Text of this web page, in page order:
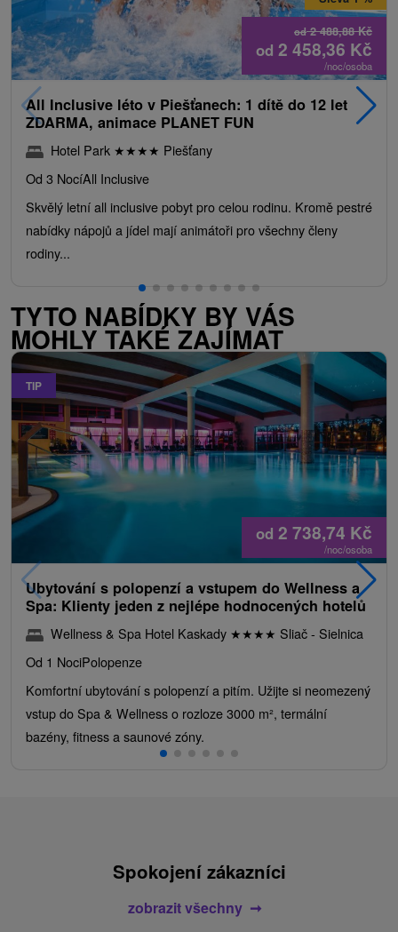
od2 488,88Kč
od 2 458,36 Kč
/noc/osoba
All Inclusive léto v Piešťanech: 1 dítě do 12 let
ZDARMA, animace PLANET FUN
Hotel Park ★★★★ Piešťany
Od 3 NocíAll Inclusive
Skvělý letní all inclusive pobyt pro celou rodinu. Kromě pestré
nabídky nápojů a jídel mají animátoři pro všechny členy
rodiny...
TYTO NABÍDKY BY VÁS
MOHLY TAKÉ ZAJÍMAT
TIP
od 2 738,74 Kč
/noc/osoba
Ubytování s polopenzí a vstupem do Wellness a
Spa: Klienty jeden z nejlépe hodnocených hotelů
Wellness & Spa Hotel Kaskady ★★★★ Sliač - Sielnica
Od 1 NociPolopenze
Komfortní ubytování s polopenzí a pitím. Užijte si neomezený
vstup do Spa & Wellness o rozloze 3000 m², termální
bazény, fitness a saunové zóny.
Spokojení zákazníci
zobrazit všechny